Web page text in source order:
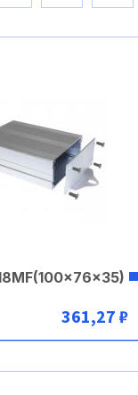
361,27 ₽